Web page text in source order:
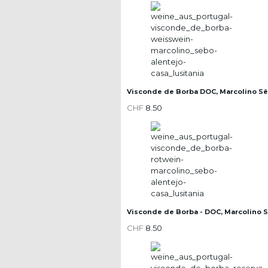
Visconde de Borba DOC, Marcolino
CHF 8.50
Visconde de Borba - DOC, Marcolino
CHF 8.50